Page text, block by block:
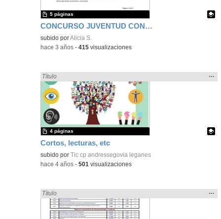
CONCURSO JUVENTUD CONTRA LA VIOLENCIA SOBRE LAS MUJERES: VÍDEOS CORTOS.
Contenido educativo.
subido porAlicia S.
5 páginas
-hace 3 años -415 visualizaciones
Cortos, lecturas, etc
Encontrado «cortar» en:
Título
la
…
Contenido educativo.
subido porTic cp andressegovia leganes
4 páginas
-hace 4 años -501 visualizaciones
Encontrado «cortar» en:
Título
la
…